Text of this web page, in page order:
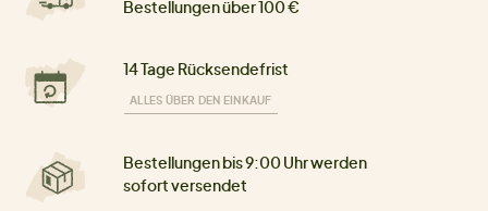
Bestellungen über 100 €
14 Tage Rücksendefrist
ALLES ÜBER DEN EINKAUF
Bestellungen bis 9:00 Uhr werden
sofort versendet